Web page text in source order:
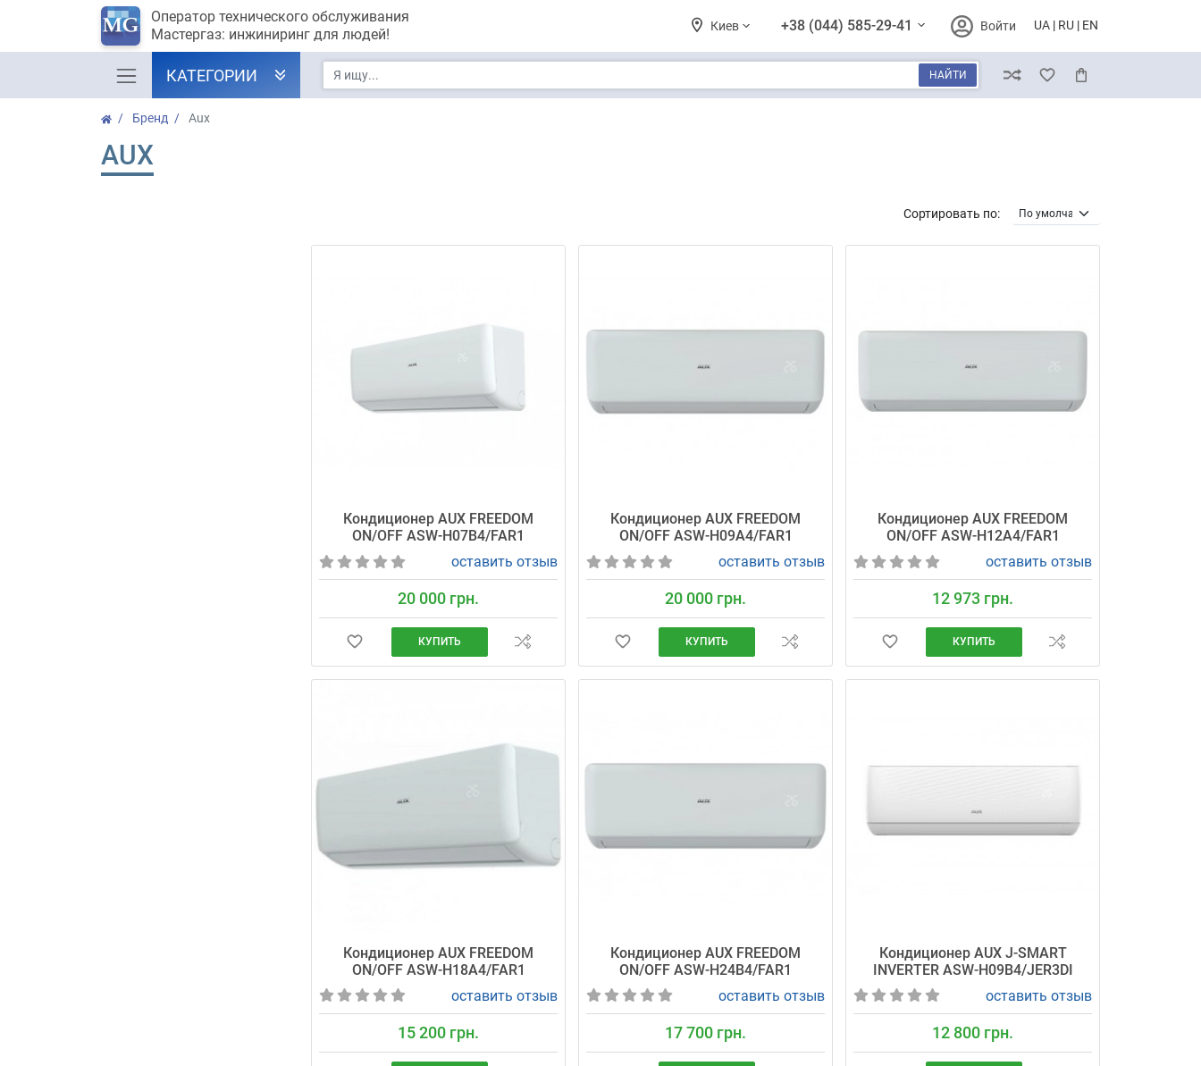
Оператор технического обслуживания
Мастергаз: инжиниринг для людей!
Киев +38 (044) 585-29-41 Войти UA RU EN
КАТЕГОРИИ НАЙТИ СравнениеИзбранноеКорзина
Бренд Aux
AUX
Сортировать по:
Кондиционер AUX FREEDOM
ON/OFF ASW-H07B4/FAR1
оставить отзыв
20 000 грн.
КУПИТЬ
Кондиционер AUX FREEDOM
ON/OFF ASW-H09A4/FAR1
оставить отзыв
20 000 грн.
КУПИТЬ
Кондиционер AUX FREEDOM
ON/OFF ASW-H12A4/FAR1
оставить отзыв
12 973 грн.
КУПИТЬ
Кондиционер AUX FREEDOM
ON/OFF ASW-H18A4/FAR1
оставить отзыв
15 200 грн.
Кондиционер AUX FREEDOM
ON/OFF ASW-H24B4/FAR1
оставить отзыв
17 700 грн.
Кондиционер AUX J-SMART
INVERTER ASW-H09B4/JER3DI
оставить отзыв
12 800 грн.